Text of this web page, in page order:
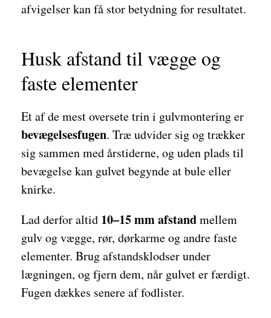
afvigelser kan få stor betydning for resultatet.
Husk afstand til vægge og
faste elementer
Et af de mest oversete trin i gulvmontering er
bevægelsesfugen. Træ udvider sig og trækker
sig sammen med årstiderne, og uden plads til
bevægelse kan gulvet begynde at bule eller
knirke.
Lad derfor altid 10–15 mm afstandmellem
gulv og vægge, rør, dørkarme og andre faste
elementer. Brug afstandsklodser under
lægningen, og fjern dem, når gulvet er færdigt.
Fugen dækkes senere af fodlister.